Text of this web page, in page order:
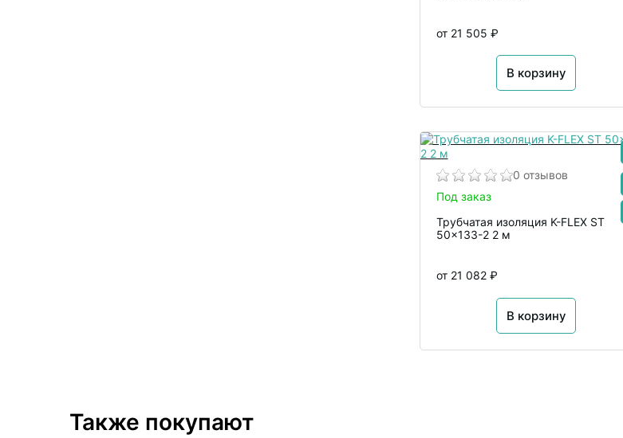
от 21 505 ₽
В корзину
0 отзывов
Под заказ
Трубчатая изоляция K-FLEX ST
50x133-2 2 м
от 21 082 ₽
В корзину
Также покупают